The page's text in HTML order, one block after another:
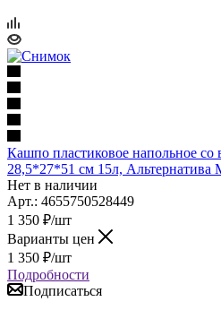
Кашпо пластиковое напольное со
28,5*27*51 см 15л, Альтернатива
Нет в наличии
Арт.: 4655750528449
1 350 ₽/шт
Варианты цен
1 350 ₽/шт
Подробности
Подписаться